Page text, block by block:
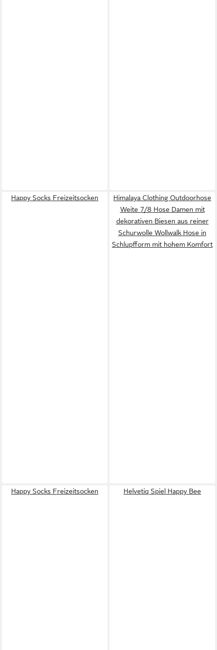
Happy Socks Freizeitsocken
Himalaya Clothing Outdoorhose
Weite 7/8 Hose Damen mit
dekorativen Biesen aus reiner
Schurwolle Wollwalk Hose in
Schlupfform mit hohem Komfort
Happy Socks Freizeitsocken Helvetiq Spiel Happy Bee